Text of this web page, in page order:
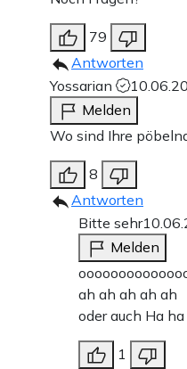
79
Antworten
Yossarian
Melden
Wo sind Ihre
8
Antworten
Bitte sehr
Melden
ah ah ah ah ah
oder auch Ha
1